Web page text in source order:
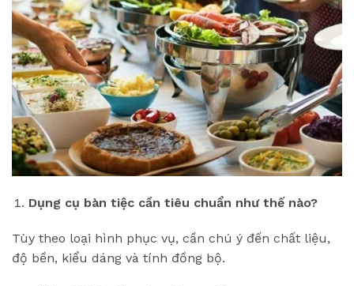
Dụng cụ bàn tiệc cần tiêu chuẩn như thế nào?
Tùy theo loại hình phục vụ, cần chú ý đến chất liệu,
độ bền, kiểu dáng và tính đồng bộ.